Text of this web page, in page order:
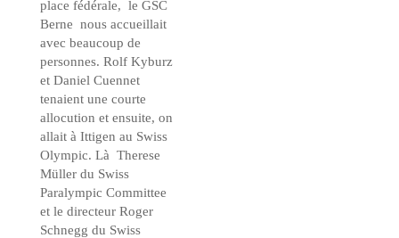
place fédérale, le GSC
Berne nous accueillait
avec beaucoup de
personnes. Rolf Kyburz
et Daniel Cuennet
tenaient une courte
allocution et ensuite, on
allait à Ittigen au Swiss
Olympic. Là Therese
Müller du Swiss
Paralympic Committee
et le directeur Roger
Schnegg du Swiss